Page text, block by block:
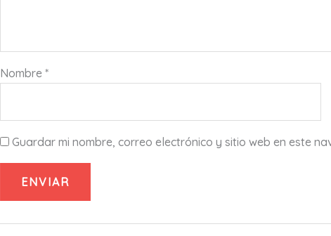
Nombre*
Guardar mi nombre, correo electrónico y sitio web en este